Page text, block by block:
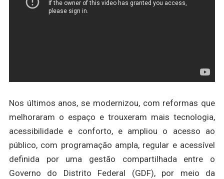
Nos últimos anos, se modernizou, com reformas que
melhoraram o espaço e trouxeram mais tecnologia,
acessibilidade e conforto, e ampliou o acesso ao
público, com programação ampla, regular e acessível
definida por uma gestão compartilhada entre o
Governo do Distrito Federal (GDF), por meio da